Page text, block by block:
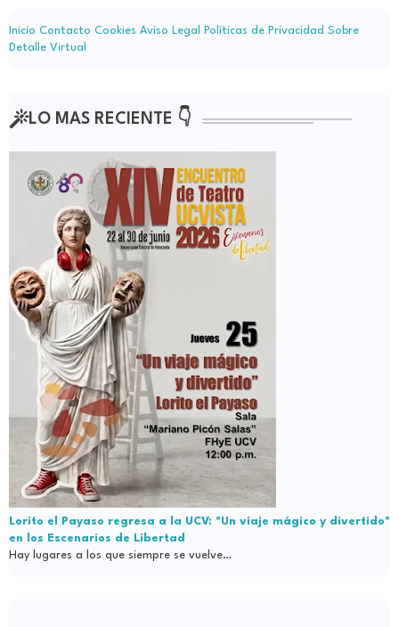
Inicio Contacto Cookies Aviso Legal Políticas de Privacidad Sobre
Detalle Virtual
LO MAS RECIENTE 👇
Lorito el Payaso regresa a la UCV: "Un viaje mágico y divertido"
en los Escenarios de Libertad
Hay lugares a los que siempre se vuelve…